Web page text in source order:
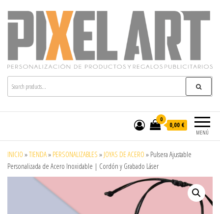
Pixelart
Especialistas en textil publicitario y regalos
personalizados en móstoles
MENÚ
0
0,00 €
INICIO »TIENDA» PERSONALIZABLES » JOYAS DE ACERO » Pulsera Ajustable
Personalizada de Acero Inoxidable | Cordón y Grabado Láser